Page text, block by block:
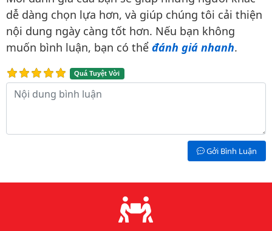
dễ dàng chọn lựa hơn, và giúp chúng tôi cải thiện
nội dung ngày càng tốt hơn. Nếu bạn không
muốn bình luận, bạn có thể đánh giá nhanh.
Quá Tuyệt Vời
Nội dung bình luận
Gởi Bình Luận
Lý do chọn chúng tôi